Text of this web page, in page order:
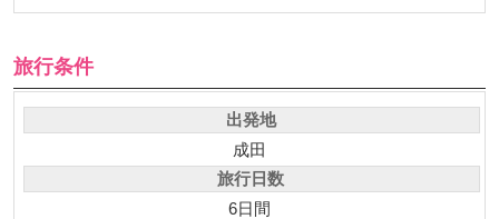
旅行条件
出発地
成田
旅行日数
6日間